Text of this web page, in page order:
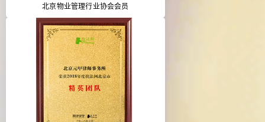
北京物业管理行业协会会员